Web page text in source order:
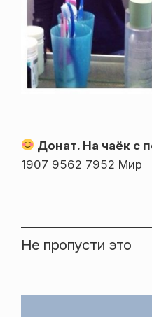
Донат. На чаёк с
1907 9562 7952 Мир
Не пропусти это